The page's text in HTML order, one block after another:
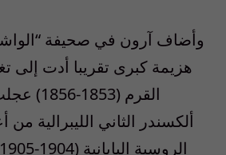
وأضاف آرون في صحيفة
هزيمة كبرى تقريبا أدت إلى
القرم
ألكسندر الثاني الليبرالية